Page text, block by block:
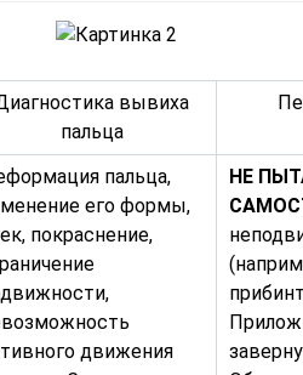
вывиха
пальца
пальца,
его формы,
покраснение,
движения
НЕ